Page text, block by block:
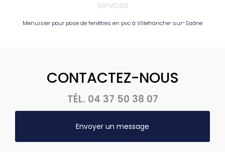
services
Menuisier pour pose de fenêtres en pvc à Villefranche-sur-Saône
CONTACTEZ-NOUS
TÉL. 04 37 50 38 07
Envoyer un message